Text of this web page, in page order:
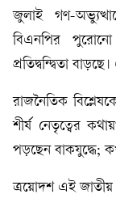
জুলাই গণ-
বিএনপির
প্রতিদ্বন্দ্বিতা
রাজনৈতিক
শীর্ষ নেতৃত্বের
পড়ছেন বাকযুদ্ধে;
ত্রয়োদশ এই জাতীয়